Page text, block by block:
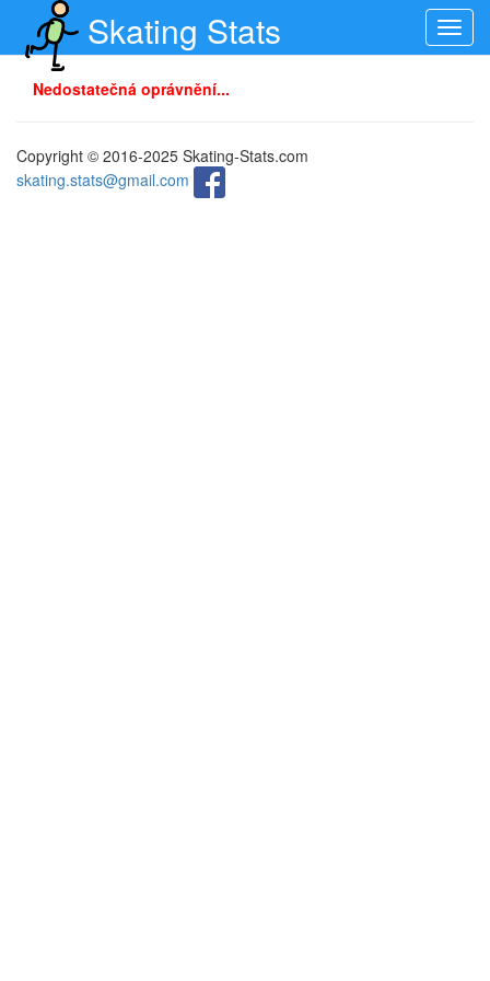
Skating Stats
Nedostatečná oprávnění...
Copyright © 2016-2025 Skating-Stats.com
skating.stats@gmail.com